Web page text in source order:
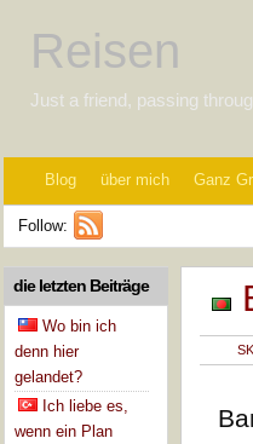
Reisen
Just a friend, passing
Blog über mich Ganz
Follow:
die letzten Beiträge
Wo bin ich
denn hier
gelandet?
Ich liebe es,
wenn ein Plan